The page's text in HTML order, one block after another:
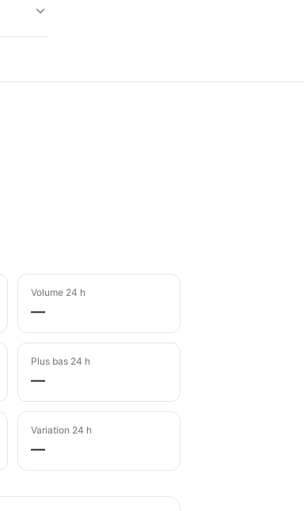
Volume 24 h
—
Plus bas 24 h
—
Variation 24 h
—